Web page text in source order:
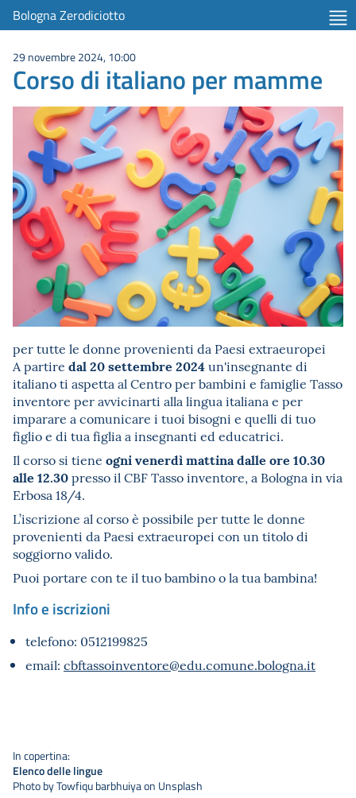
Bologna Zerodiciotto
29 novembre 2024, 10:00
Corso di italiano per mamme
per tutte le donne provenienti da Paesi extraeuropei
A partire dal 20 settembre 2024un'insegnante di
italiano ti aspetta al Centro per bambini e famiglie Tasso
inventore per avvicinarti alla lingua italiana e per
imparare a comunicare i tuoi bisogni e quelli di tuo
figlio e di tua figlia a insegnanti ed educatrici.
Il corso si tiene ogni venerdì mattina dalle ore 10.30
alle 12.30presso il CBF Tasso inventore, a Bologna in via
Erbosa 18/4.
L’iscrizione al corso è possibile per tutte le donne
provenienti da Paesi extraeuropei con un titolo di
soggiorno valido.
Puoi portare con te il tuo bambino o la tua bambina!
Info e iscrizioni
telefono: 0512199825
email: cbftassoinventore@edu.comune.bologna.it
In copertina:
Elenco delle lingue
Photo by Towfiqu barbhuiya on Unsplash